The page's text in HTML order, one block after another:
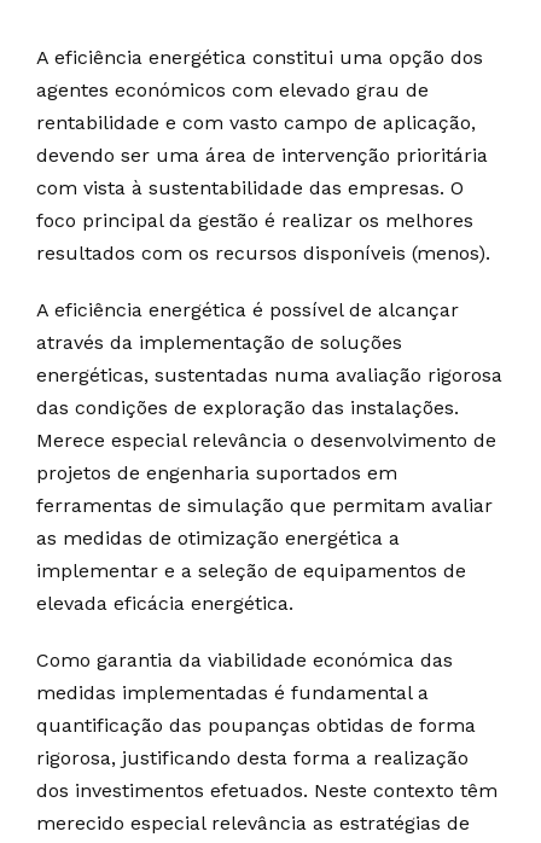
A eficiência energética constitui uma opção dos
agentes económicos com elevado grau de
rentabilidade e com vasto campo de aplicação,
devendo ser uma área de intervenção prioritária
com vista à sustentabilidade das empresas. O
foco principal da gestão é realizar os melhores
resultados com os recursos disponíveis (menos).
A eficiência energética é possível de alcançar
através da implementação de soluções
energéticas, sustentadas numa avaliação rigorosa
das condições de exploração das instalações.
Merece especial relevância o desenvolvimento de
projetos de engenharia suportados em
ferramentas de simulação que permitam avaliar
as medidas de otimização energética a
implementar e a seleção de equipamentos de
elevada eficácia energética.
Como garantia da viabilidade económica das
medidas implementadas é fundamental a
quantificação das poupanças obtidas de forma
rigorosa, justificando desta forma a realização
dos investimentos efetuados. Neste contexto têm
merecido especial relevância as estratégias de